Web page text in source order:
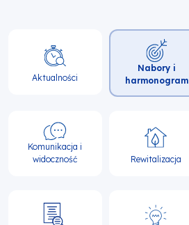
Główna
nawigacja
Aktualności
Nabory i
harmonogram
Komunikacja i
widoczność
Rewitalizacja